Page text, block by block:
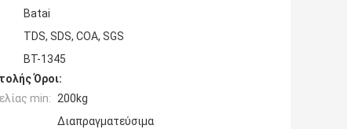
Batai
TDS, SDS, COA, SGS
BT-1345
Όροι:
min: 200kg
Διαπραγματεύσιμα